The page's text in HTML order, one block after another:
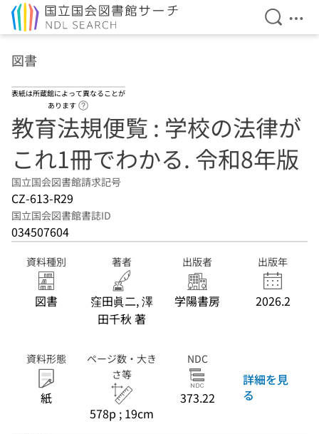
検索を
メ
図書
表紙は所蔵館によって異なることが
あります
教育法規便覧 : 学校の法律が
これ1冊でわかる. 令和8年版
国立国会図書館請求記号
CZ-613-R29
国立国会図書館書誌ID
034507604
資料種別
図書
著者
窪田眞二, 澤
田千秋 著
出版者
学陽書房
出版年
2026.2
資料形態
紙
ページ数・大き
さ等
578p ; 19cm
NDC
373.22
詳細を見
る